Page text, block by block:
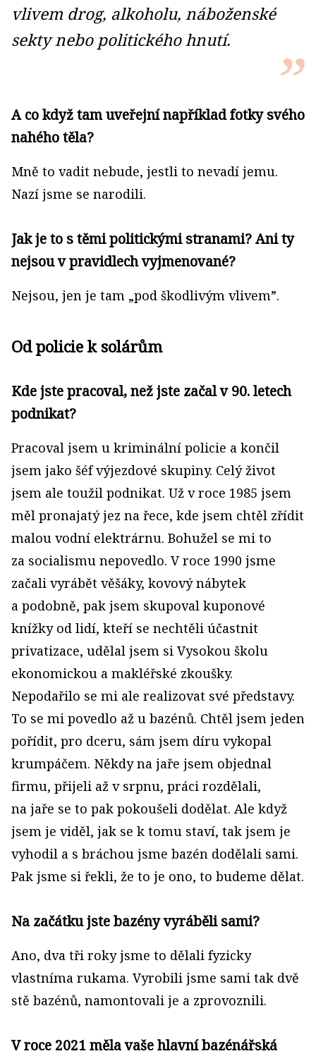
vlivem drog, alkoholu, náboženské
sekty nebo politického hnutí.
A co když tam uveřejní například fotky svého
nahého těla?
Mně to vadit nebude, jestli to nevadí jemu.
Nazí jsme se narodili.
Jak je to s těmi politickými stranami? Ani ty
nejsou v pravidlech vyjmenované?
Nejsou, jen je tam „pod škodlivým vlivem”.
Od policie k solárům
Kde jste pracoval, než jste začal v 90. letech
podnikat?
Pracoval jsem u kriminální policie a končil
jsem jako šéf výjezdové skupiny. Celý život
jsem ale toužil podnikat. Už v roce 1985 jsem
měl pronajatý jez na řece, kde jsem chtěl zřídit
malou vodní elektrárnu. Bohužel se mi to
za socialismu nepovedlo. V roce 1990 jsme
začali vyrábět věšáky, kovový nábytek
a podobně, pak jsem skupoval kuponové
knížky od lidí, kteří se nechtěli účastnit
privatizace, udělal jsem si Vysokou školu
ekonomickou a makléřské zkoušky.
Nepodařilo se mi ale realizovat své představy.
To se mi povedlo až u bazénů. Chtěl jsem jeden
pořídit, pro dceru, sám jsem díru vykopal
krumpáčem. Někdy na jaře jsem objednal
firmu, přijeli až v srpnu, práci rozdělali,
na jaře se to pak pokoušeli dodělat. Ale když
jsem je viděl, jak se k tomu staví, tak jsem je
vyhodil a s bráchou jsme bazén dodělali sami.
Pak jsme si řekli, že to je ono, to budeme dělat.
Na začátku jste bazény vyráběli sami?
Ano, dva tři roky jsme to dělali fyzicky
vlastníma rukama. Vyrobili jsme sami tak dvě
stě bazénů, namontovali je a zprovoznili.
V roce 2021 měla vaše hlavní bazénářská